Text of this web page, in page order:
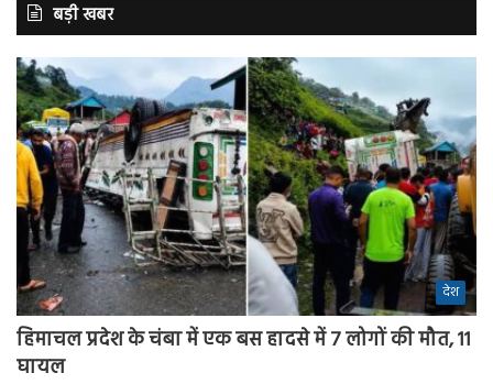
बड़ी खबर
देश
हिमाचल प्रदेश के चंबा में एक बस हादसे में 7 लोगों की मौत, 11
घायल